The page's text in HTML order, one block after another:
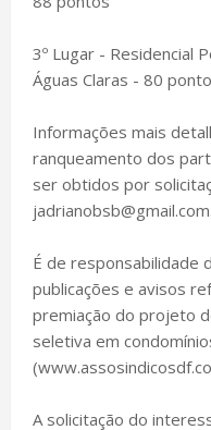
3º Lugar - Residencial
Águas Claras - 80
Informações mais
ranqueamento dos
ser obtidos por
jadrianobsb@gmail.com.
É de responsabilidade
publicações e avisos
premiação do projeto
seletiva em
A solicitação do